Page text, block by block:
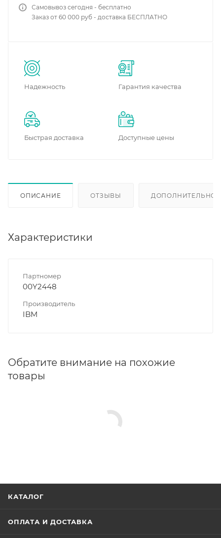
Самовывоз сегодня - бесплатно
Заказ от 60 000 руб - доставка БЕСПЛАТНО
Надежность Гарантия качества
Быстрая доставка Доступные цены
ОПИСАНИЕ ОТЗЫВЫ ДОПОЛНИТЕЛЬНО
Характеристики
Партномер
00Y2448
Производитель
IBM
Обратите внимание на похожие
товары
КАТАЛОГ
ОПЛАТА И ДОСТАВКА